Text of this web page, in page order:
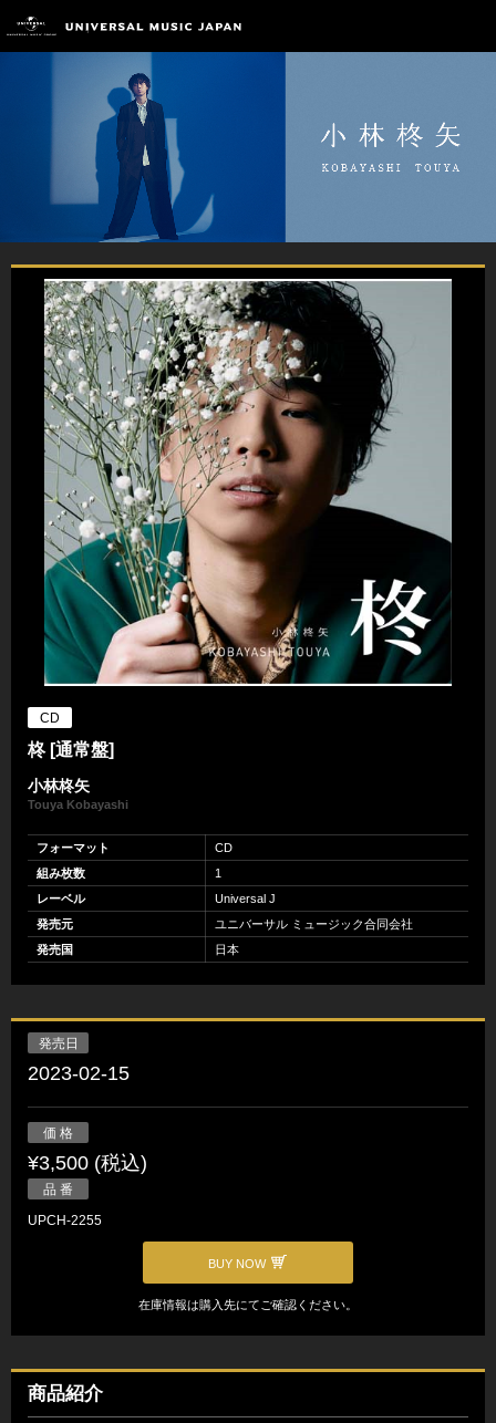
CD
柊 [通常盤]
小林柊矢
Touya Kobayashi
フォーマット
CD
組み枚数
1
レーベル
Universal J
発売元
ユニバーサル ミュージック合同会社
発売国
日本
発売日
2023-02-15
価 格
¥3,500 (税込)
品 番
UPCH-2255
BUY NOW
在庫情報は購入先にてご確認ください。
商品紹介